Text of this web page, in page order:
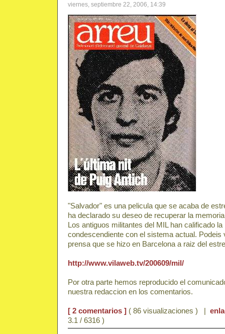
viernes, septiembre 22, 2006, 14:39
"Salvador" es una pelicula que se acaba de
ha declarado su deseo de recuperar la
Los antiguos militantes del MIL han calificado
condescendiente con el sistema actual.
prensa que se hizo en Barcelona a raiz del
http://www.vilaweb.tv/200609/mil/
Por otra parte hemos reproducido el
nuestra redaccion en los comentarios.
[ 2 comentarios ] ( 86 visualizaciones ) |
3.1 / 6316 )